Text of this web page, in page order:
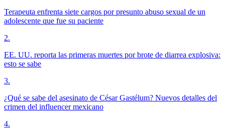
Terapeuta enfrenta siete cargos por presunto abuso sexual de un
adolescente que fue su paciente
2.
EE. UU. reporta las primeras muertes por brote de diarrea explosiva:
esto se sabe
3.
¿Qué se sabe del asesinato de César Gastélum? Nuevos detalles del
crimen del influencer mexicano
4.